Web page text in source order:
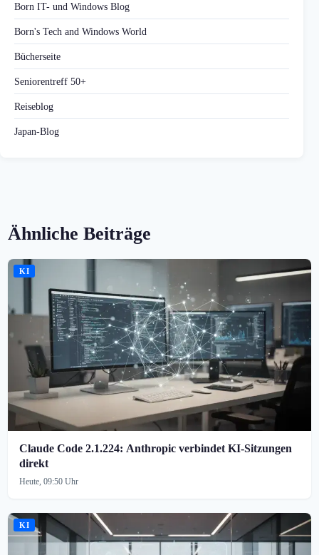
Born IT- und Windows Blog
Born's Tech and Windows World
Bücherseite
Seniorentreff 50+
Reiseblog
Japan-Blog
Ähnliche Beiträge
KI
Claude Code 2.1.224: Anthropic verbindet KI-Sitzungen
direkt
Heute, 09:50 Uhr
KI